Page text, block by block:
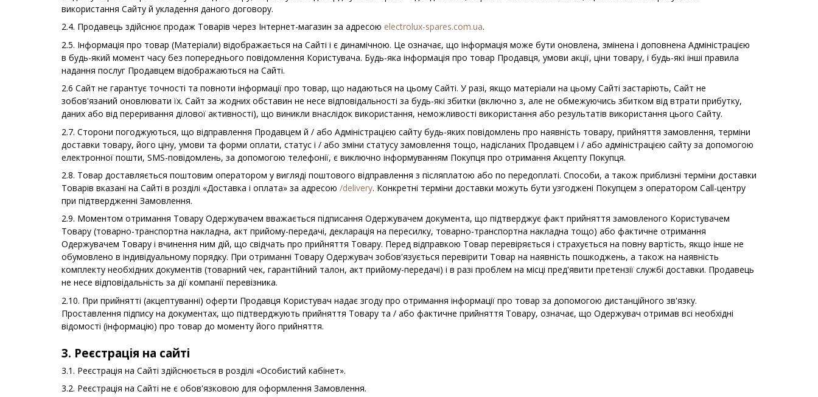
використання Cайту й укладення даного договору.
2.4. Продавець здійснює продаж Товарів через Інтернет-магазин за адресою electrolux-spares.com.ua.
2.5. Інформація про товар (Матеріали) відображається на Cайті і є динамічною. Це означає, що інформація може бути оновлена, змінена і доповнена Адміністрацією
в будь-який момент часу без попереднього повідомлення Користувача. Будь-яка інформація про товар Продавця, умови акції, ціни товару, і будь-які інші правила
надання послуг Продавцем відображаються на Cайті.
2.6 Сайт не гарантує точності та повноти інформації про товар, що надаються на цьому Сайті. У разі, якщо матеріали на цьому Сайті застаріють, Сайт не
зобов'язаний оновлювати їх. Сайт за жодних обставин не несе відповідальності за будь-які збитки (включно з, але не обмежуючись збитком від втрати прибутку,
даних або від переривання ділової активності), що виникли внаслідок використання, неможливості використання або результатів використання цього Сайту.
2.7. Сторони погоджуються, що відправлення Продавцем й / або Адміністрацією сайту будь-яких повідомлень про наявність товару, прийняття замовлення, терміни
доставки товару, його ціну, умови та форми оплати, статус і / або зміни статусу замовлення тощо, надісланих Продавцем і / або адміністрацією сайту за допомогою
електронної пошти, SMS-повідомлень, за допомогою телефонії, є виключно інформуванням Покупця про отримання Акцепту Покупця.
2.8. Товар доставляється поштовим оператором у вигляді поштового відправлення з післяплатою або по передоплаті. Способи, а також приблизні терміни доставки
Товарів вказані на Сайті в розділі «Доставка і оплата» за адресою /delivery. Конкретні терміни доставки можуть бути узгоджені Покупцем з оператором Call-центру
при підтвердженні Замовлення.
2.9. Моментом отримання Товару Одержувачем вважається підписання Одержувачем документа, що підтверджує факт прийняття замовленого Користувачем
Товару (товарно-транспортна накладна, акт прийому-передачі, декларація на пересилку, товарно-транспортна накладна тощо) або фактичне отримання
Одержувачем Товару і вчинення ним дій, що свідчать про прийняття Товару. Перед відправкою Товар перевіряється і страхується на повну вартість, якщо інше не
обумовлено в індивідуальному порядку. При отриманні Товару Одержувач зобов'язується перевірити Товар на наявність пошкоджень, а також на наявність
комплекту необхідних документів (товарний чек, гарантійний талон, акт прийому-передачі) і в разі проблем на місці пред'явити претензії службі доставки. Продавець
не несе відповідальність за дії компанії перевізника.
2.10. При прийнятті (акцептуванні) оферти Продавця Користувач надає згоду про отримання інформації про товар за допомогою дистанційного зв'язку.
Проставлення підпису на документах, що підтверджують прийняття Товару та / або фактичне прийняття Товару, означає, що Одержувач отримав всі необхідні
відомості (інформацію) про товар до моменту його прийняття.
3. Реєстрація на сайті
3.1. Реєстрація на Сайті здійснюється в розділі «Особистий кабінет».
3.2. Реєстрація на Сайті не є обов'язковою для оформлення Замовлення.